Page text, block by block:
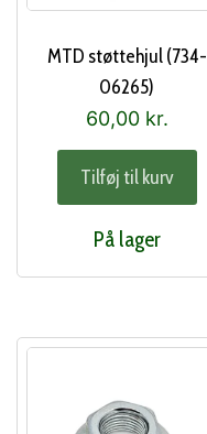
MTD støttehjul (734-
06265)
60,00 kr.
Tilføj til kurv
På lager